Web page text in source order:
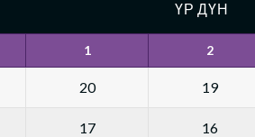
ҮР ДҮН
1 2
20 19
17 16